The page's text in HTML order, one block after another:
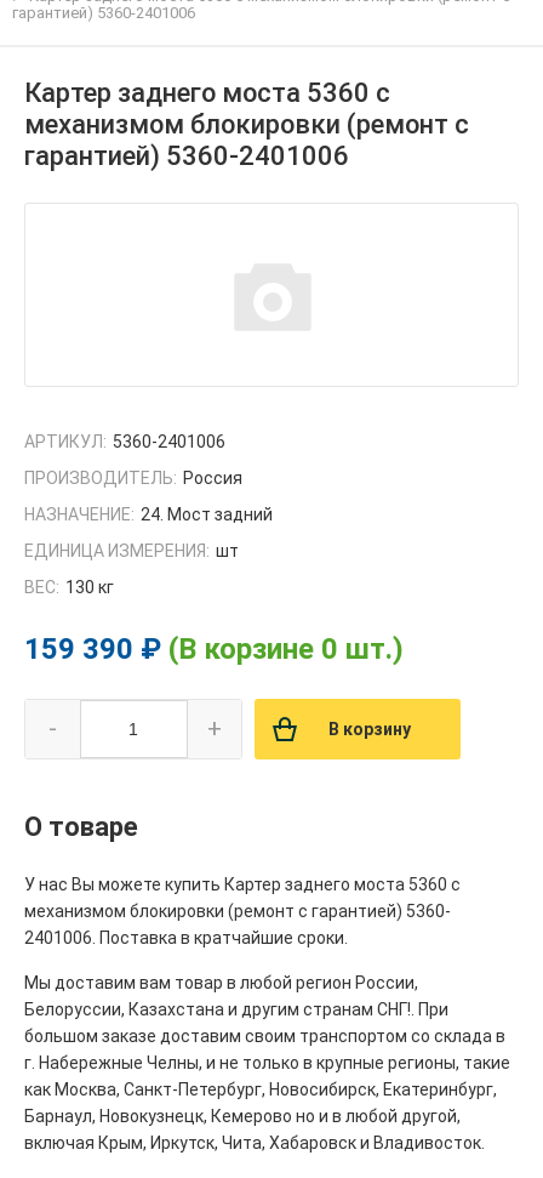
гарантией) 5360-2401006
Картер заднего моста 5360 с
механизмом блокировки (ремонт с
гарантией) 5360-2401006
АРТИКУЛ: 5360-2401006
ПРОИЗВОДИТЕЛЬ: Россия
НАЗНАЧЕНИЕ: 24. Мост задний
ЕДИНИЦА ИЗМЕРЕНИЯ: шт
ВЕС: 130 кг
159 390 ₽ (В корзине 0 шт.)
- + В корзину
О товаре
У нас Вы можете купить Картер заднего моста 5360 с
механизмом блокировки (ремонт с гарантией) 5360-
2401006. Поставка в кратчайшие сроки.
Мы доставим вам товар в любой регион России,
Белоруссии, Казахстана и другим странам СНГ!. При
большом заказе доставим своим транспортом со склада в
г. Набережные Челны, и не только в крупные регионы, такие
как Москва, Санкт-Петербург, Новосибирск, Екатеринбург,
Барнаул, Новокузнецк, Кемерово но и в любой другой,
включая Крым, Иркутск, Чита, Хабаровск и Владивосток.